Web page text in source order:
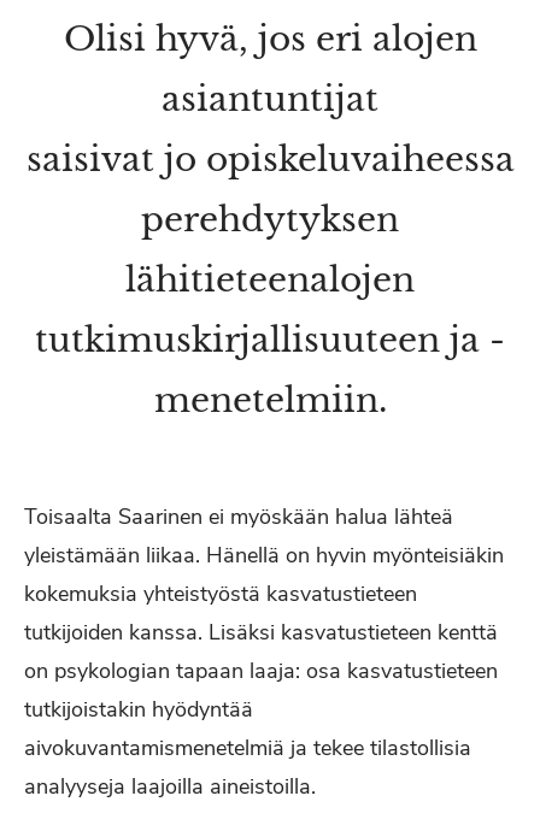
Olisi hyvä, jos eri alojen
asiantuntijat
saisivat jo opiskeluvaiheessa
perehdytyksen
lähitieteenalojen
tutkimuskirjallisuuteen ja -
menetelmiin.
Toisaalta Saarinen ei myöskään halua lähteä
yleistämään liikaa. Hänellä on hyvin myönteisiäkin
kokemuksia yhteistyöstä kasvatustieteen
tutkijoiden kanssa. Lisäksi kasvatustieteen kenttä
on psykologian tapaan laaja: osa kasvatustieteen
tutkijoistakin hyödyntää
aivokuvantamismenetelmiä ja tekee tilastollisia
analyyseja laajoilla aineistoilla.